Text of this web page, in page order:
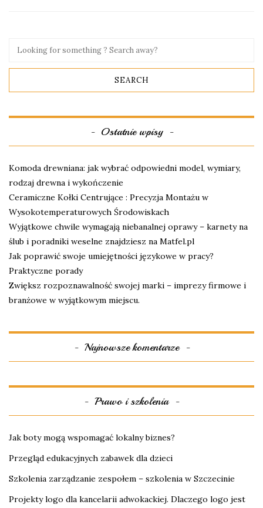
Ostatnie wpisy
Komoda drewniana: jak wybrać odpowiedni model, wymiary,
rodzaj drewna i wykończenie
Ceramiczne Kołki Centrujące : Precyzja Montażu w
Wysokotemperaturowych Środowiskach
Wyjątkowe chwile wymagają niebanalnej oprawy – karnety na
ślub i poradniki weselne znajdziesz na Matfel.pl
Jak poprawić swoje umiejętności językowe w pracy?
Praktyczne porady
Zwiększ rozpoznawalność swojej marki – imprezy firmowe i
branżowe w wyjątkowym miejscu.
Najnowsze komentarze
Prawo i szkolenia
Jak boty mogą wspomagać lokalny biznes?
Przegląd edukacyjnych zabawek dla dzieci
Szkolenia zarządzanie zespołem – szkolenia w Szczecinie
Projekty logo dla kancelarii adwokackiej. Dlaczego logo jest